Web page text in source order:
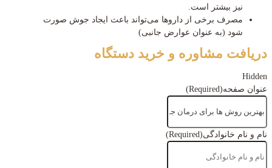
نیز بیشتر است.
مصرف برخی از داروها می‌تواند باعث ایجاد جوش صورت
شود (به عنوان عوارض جانبی)
دریافت مشاوره و خرید دستگاه
Hidden
عنوان صفحه(Required)
نام و نام خانوادگی(Required)